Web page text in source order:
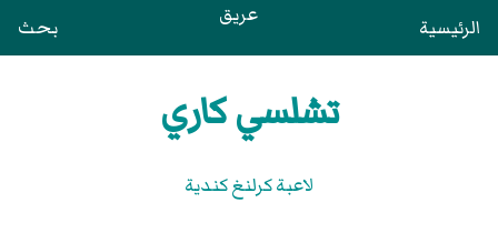
الرئيسية عريق بحث
تشلسي كاري
لاعبة كرلنغ كندية